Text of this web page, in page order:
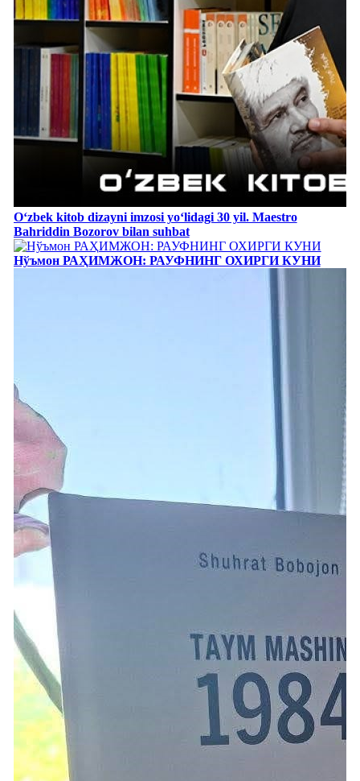
Oʻzbek kitob dizayni imzosi yoʻlidagi 30 yil. Maestro
Bahriddin Bozorov bilan suhbat
Нўъмон РАҲИМЖОН: РАУФНИНГ ОХИРГИ КУНИ